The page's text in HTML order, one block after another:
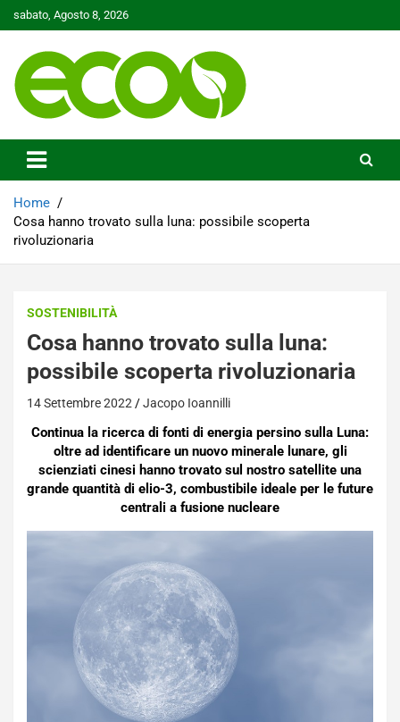
to
sabato, Agosto 8, 2026
Ecoo.it
Home
Cosa hanno trovato sulla luna: possibile scoperta
rivoluzionaria
SOSTENIBILITÀ
Cosa hanno trovato sulla luna:
possibile scoperta rivoluzionaria
14 Settembre 2022 Jacopo Ioannilli
Continua la ricerca di fonti di energia persino sulla Luna:
oltre ad identificare un nuovo minerale lunare, gli
scienziati cinesi hanno trovato sul nostro satellite una
grande quantità di elio-3, combustibile ideale per le future
centrali a fusione nucleare